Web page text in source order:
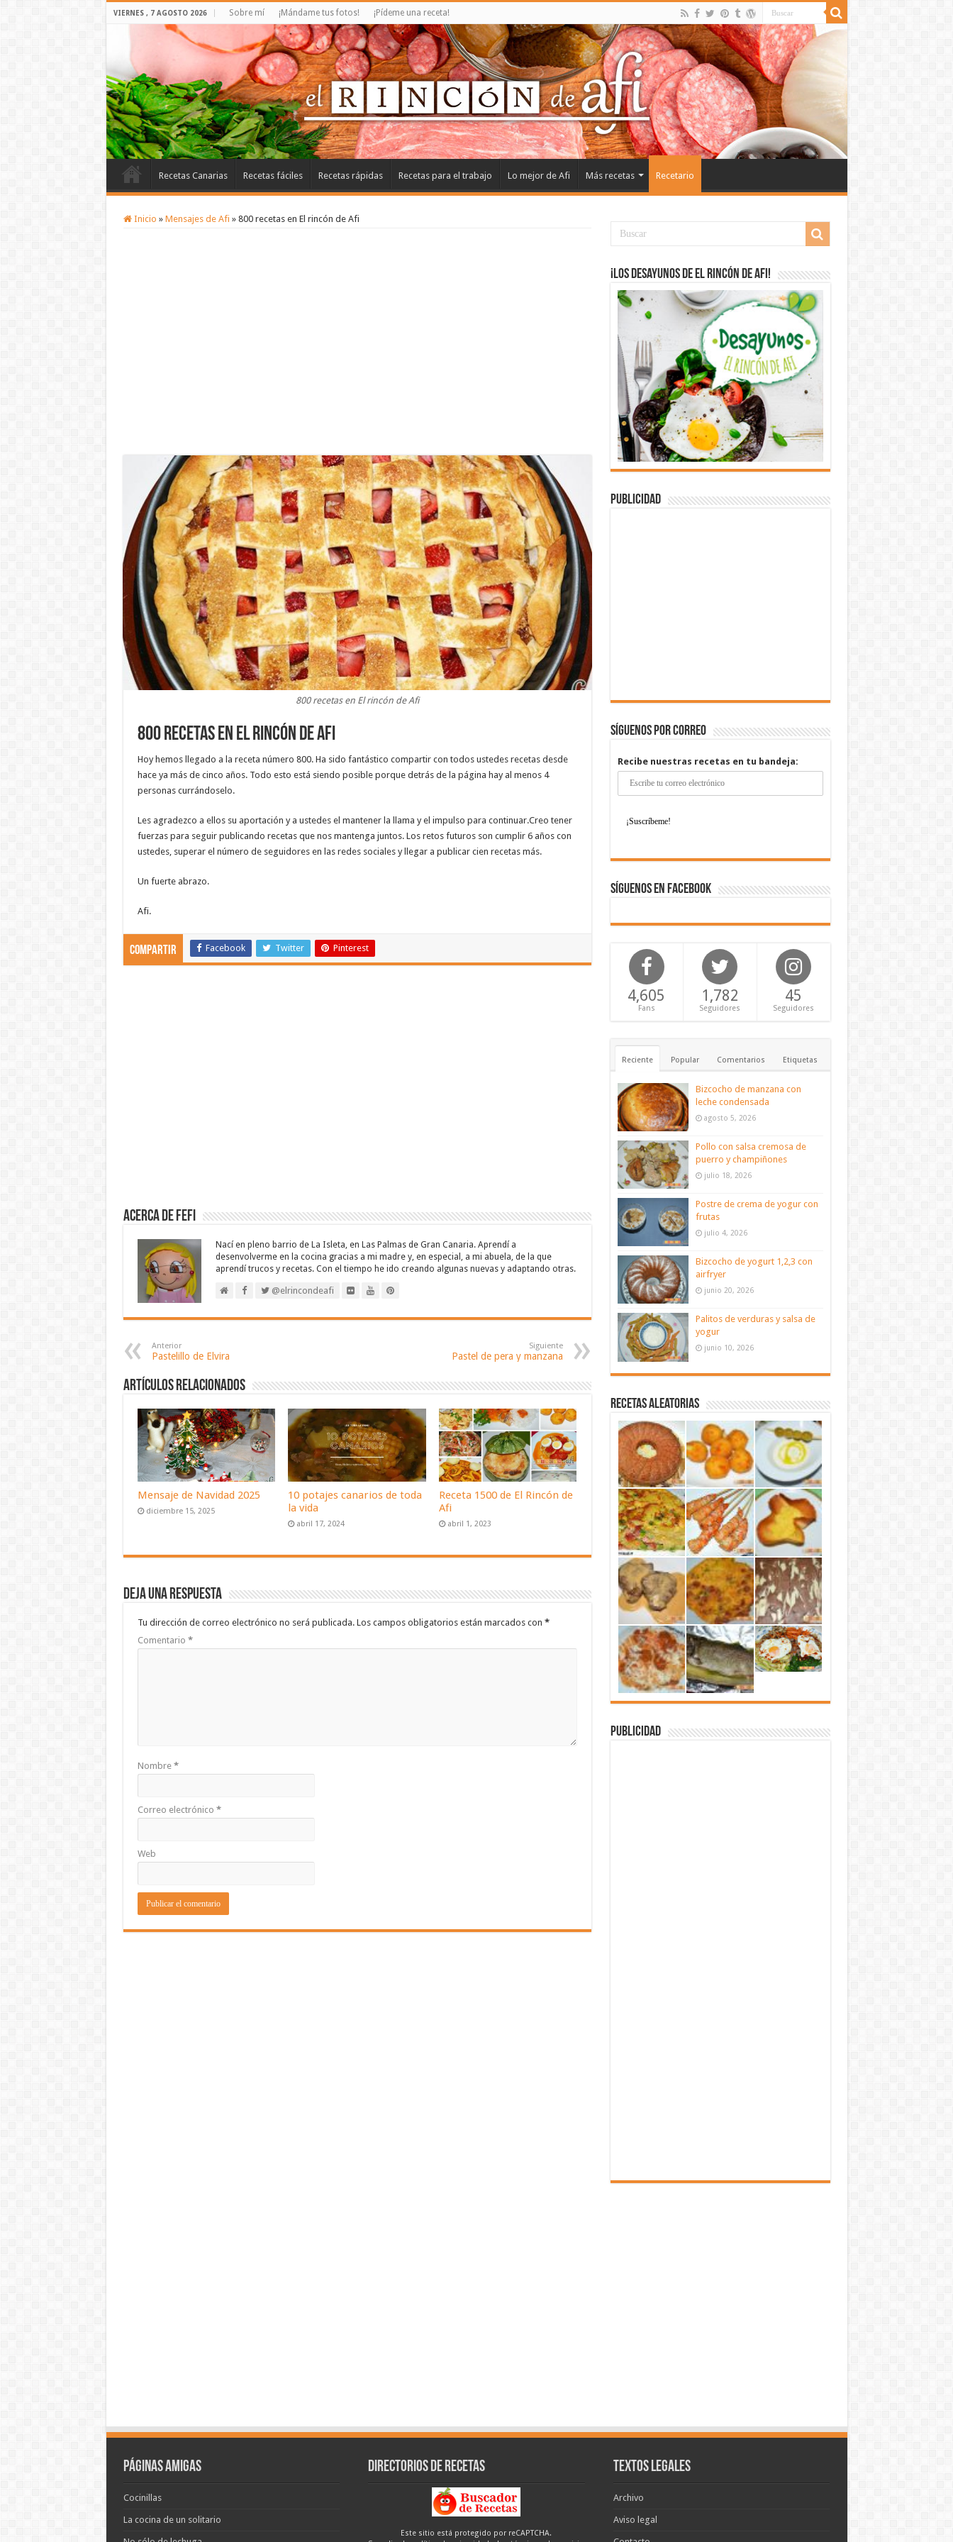
VIERNES , 7 AGOSTO 2026 Sobre mí ¡Mándame tus fotos! ¡Pídeme una receta!
Recetas Canarias Recetas fáciles Recetas rápidas Recetas para el trabajo Lo mejor de Afi Más recetas Recetario
Inicio » Mensajes de Afi » 800 recetas en El rincón de Afi
800 recetas en El rincón de Afi
800 recetas en El rincón de Afi
Hoy hemos llegado a la receta número 800. Ha sido fantástico compartir con todos ustedes recetas desde
hace ya más de cinco años. Todo esto está siendo posible porque detrás de la página hay al menos 4
personas currándoselo.
Les agradezco a ellos su aportación y a ustedes el mantener la llama y el impulso para continuar.Creo tener
fuerzas para seguir publicando recetas que nos mantenga juntos. Los retos futuros son cumplir 6 años con
ustedes, superar el número de seguidores en las redes sociales y llegar a publicar cien recetas más.
Un fuerte abrazo.
Afi.
Compartir Facebook Twitter Pinterest
Acerca de Fefi
Nací en pleno barrio de La Isleta, en Las Palmas de Gran Canaria. Aprendí a
desenvolverme en la cocina gracias a mi madre y, en especial, a mi abuela, de la que
aprendí trucos y recetas. Con el tiempo he ido creando algunas nuevas y adaptando otras.
@elrincondeafi
Anterior
Pastelillo de Elvira
Siguiente
Pastel de pera y manzana
Artículos relacionados
Mensaje de Navidad 2025
diciembre 15, 2025
10 potajes canarios de toda
la vida
abril 17, 2024
Receta 1500 de El Rincón de
Afi
abril 1, 2023
Deja una respuesta
Tu dirección de correo electrónico no será publicada. Los campos obligatorios están marcados con *
Comentario *
Nombre *
Correo electrónico *
Web
¡Los desayunos de El Rincón de Afi!
Publicidad
Síguenos por correo
Recibe nuestras recetas en tu bandeja:
Síguenos en Facebook
4,605
Fans
1,782
Seguidores
45
Seguidores
Reciente Popular Comentarios Etiquetas
Bizcocho de manzana con
leche condensada
agosto 5, 2026
Pollo con salsa cremosa de
puerro y champiñones
julio 18, 2026
Postre de crema de yogur con
frutas
julio 4, 2026
Bizcocho de yogurt 1,2,3 con
airfryer
junio 20, 2026
Palitos de verduras y salsa de
yogur
junio 10, 2026
Recetas aleatorias
Publicidad
Páginas amigas
Cocinillas
La cocina de un solitario
Directorios de recetas
Este sitio está protegido por reCAPTCHA.
Textos legales
Archivo
Aviso legal